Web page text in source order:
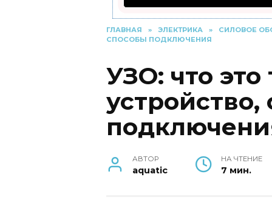
ГЛАВНАЯ » ЭЛЕКТРИКА »
СИЛОВОЕ
СПОСОБЫ ПОДКЛЮЧЕНИЯ
УЗО: что это
АВТОР
aquatic
НА ЧТЕНИЕ
7 мин.